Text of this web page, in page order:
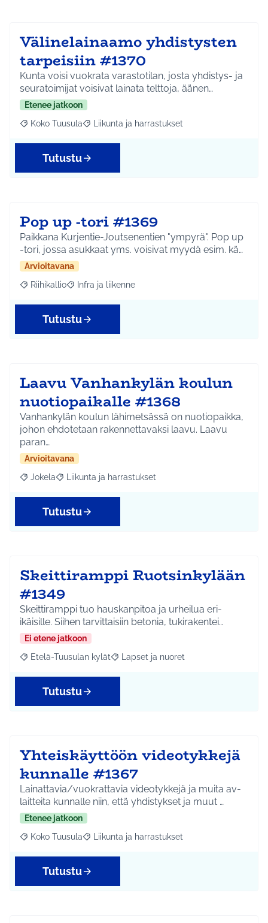
Välinelainaamo yhdistysten
tarpeisiin #1370
Kunta voisi vuokrata varastotilan, josta yhdistys- ja
seuratoimijat voisivat lainata telttoja, äänen…
Etenee jatkoon
Rajaa tulokset aihepiirin mukaan: Koko Tuusula
Koko Tuusula Rajaa tulokset teeman mukaan: Liikunta ja
Liikunta ja harrastukset
Tutustu
Pop up -tori #1369
Paikkana Kurjentie-Joutsenentien "ympyrä". Pop up
-tori, jossa asukkaat yms. voisivat myydä esim. kä…
Arvioitavana
Rajaa tulokset aihepiirin mukaan: Riihikallio
Riihikallio Rajaa tulokset teeman mukaan: Infra ja liikenne
Infra ja liikenne
Tutustu
Laavu Vanhankylän koulun
nuotiopaikalle #1368
Vanhankylän koulun lähimetsässä on nuotiopaikka,
johon ehdotetaan rakennettavaksi laavu. Laavu
paran…
Arvioitavana
Rajaa tulokset aihepiirin mukaan: Jokela
Jokela Rajaa tulokset teeman mukaan: Liikunta ja
Liikunta ja harrastukset
Tutustu
Skeittiramppi Ruotsinkylään
#1349
Skeittiramppi tuo hauskanpitoa ja urheilua eri-
ikäisille. Siihen tarvittaisiin betonia, tukirakentei…
Ei etene jatkoon
Rajaa tulokset aihepiirin mukaan: Etelä-Tuusulan kylät
Etelä-Tuusulan kylät Rajaa tulokset teeman mukaan: Lapset
Lapset ja nuoret
Tutustu
Yhteiskäyttöön videotykkejä
kunnalle #1367
Lainattavia/vuokrattavia videotykkejä ja muita av-
laitteita kunnalle niin, että yhdistykset ja muut …
Etenee jatkoon
Rajaa tulokset aihepiirin mukaan: Koko Tuusula
Koko Tuusula Rajaa tulokset teeman mukaan: Liikunta ja
Liikunta ja harrastukset
Tutustu